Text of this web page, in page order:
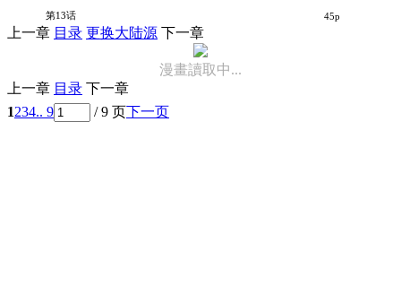
第13话 45p
上一章 目录 更换大陆源 下一章
漫畫讀取中...
上一章 目录 下一章
1234.. 9 / 9 页下一页